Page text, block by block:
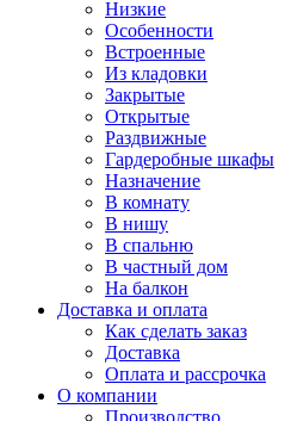
Низкие
Особенности
Встроенные
Из кладовки
Закрытые
Открытые
Раздвижные
Гардеробные шкафы
Назначение
В комнату
В нишу
В спальню
В частный дом
На балкон
Доставка и оплата
Как сделать заказ
Доставка
Оплата и рассрочка
О компании
Производство